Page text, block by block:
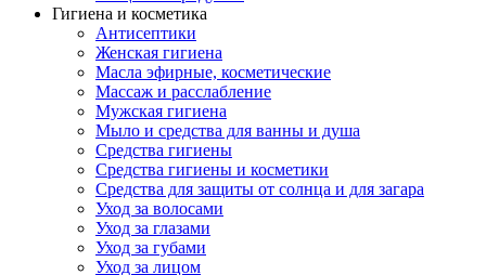
Гигиена и косметика
Антисептики
Женская гигиена
Масла эфирные, косметические
Массаж и расслабление
Мужская гигиена
Мыло и средства для ванны и душа
Средства гигиены
Средства гигиены и косметики
Средства для защиты от солнца и для загара
Уход за волосами
Уход за глазами
Уход за губами
Уход за лицом